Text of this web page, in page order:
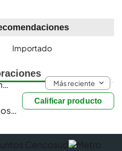
Importado
Calificar producto
Más reciente